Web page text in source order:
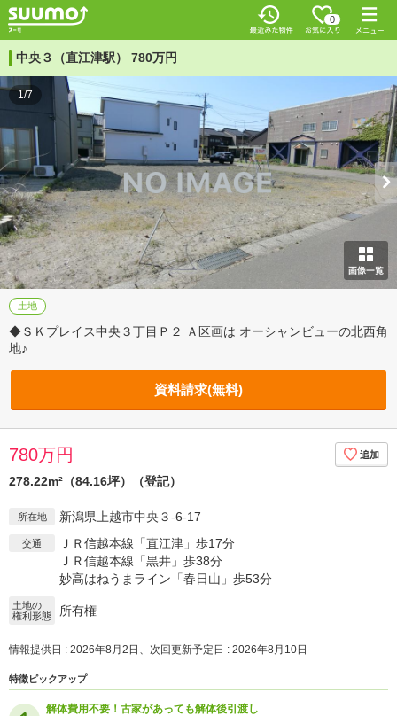
0
中央３（直江津駅） 780万円
1/7
土地
◆ＳＫプレイス中央３丁目Ｐ２ Ａ区画は オーシャンビューの北西角
地♪
資料請求(無料)
780万円
278.22m²（84.16坪）（登記）
所在地 新潟県上越市中央３-6-17
交通
ＪＲ信越本線「直江津」歩17分
ＪＲ信越本線「黒井」歩38分
妙高はねうまライン「春日山」歩53分
土地の
権利形態
所有権
情報提供日 : 2026年8月2日、次回更新予定日 : 2026年8月10日
特徴ピックアップ
解体費用不要！古家があっても解体後引渡し